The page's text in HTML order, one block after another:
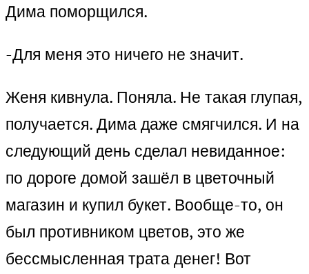
Дима поморщился.
-Для меня это ничего не значит.
Женя кивнула. Поняла. Не такая глупая,
получается. Дима даже смягчился. И на
следующий день сделал невиданное:
по дороге домой зашёл в цветочный
магазин и купил букет. Вообще-то, он
был противником цветов, это же
бессмысленная трата денег! Вот